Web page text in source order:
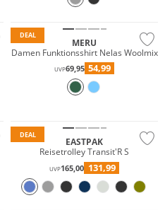
DEAL
MERU
Damen Funktionsshirt Nelas Woolmix
UVP69,95 54,99
DEAL
EASTPAK
Reisetrolley Transit'R S
UVP165,00 131,99
Nachhaltig